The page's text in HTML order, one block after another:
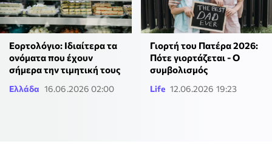
Εορτολόγιο: Ιδιαίτερα τα
ονόματα που έχουν
σήμερα την τιμητική τους
Ελλάδα 16.06.2026 02:00
Γιορτή του Πατέρα 2026:
Πότε γιορτάζεται - Ο
συμβολισμός
Life 12.06.2026 19:23